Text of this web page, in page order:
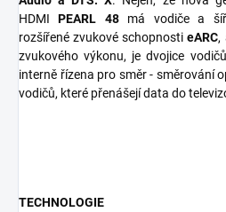
HDMI PEARL 48má vodiče a
rozšířené zvukové schopnostieARC,
zvukového výkonu, je dvojice
interně řízena pro směr - směrování
vodičů, které přenášejí data do
TECHNOLOGIE